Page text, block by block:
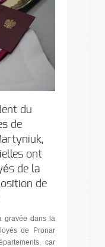
du
de
ont
de la
de
gravée dans la
de Pronar
car